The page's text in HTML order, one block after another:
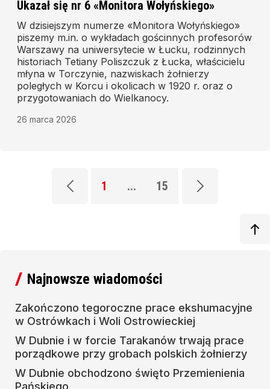
Ukazał się nr 6 «Monitora Wołyńskiego»
W dzisiejszym numerze «Monitora Wołyńskiego»
piszemy m.in. o wykładach gościnnych profesorów
Warszawy na uniwersytecie w Łucku, rodzinnych
historiach Tetiany Poliszczuk z Łucka, właścicielu
młyna w Torczynie, nazwiskach żołnierzy
poległych w Korcu i okolicach w 1920 r. oraz o
przygotowaniach do Wielkanocy.
26 marca 2026
1 ... 15
Najnowsze wiadomości
Zakończono tegoroczne prace ekshumacyjne
w Ostrówkach i Woli Ostrowieckiej
W Dubnie i w forcie Tarakanów trwają prace
porządkowe przy grobach polskich żołnierzy
W Dubnie obchodzono święto Przemienienia
Pańskiego